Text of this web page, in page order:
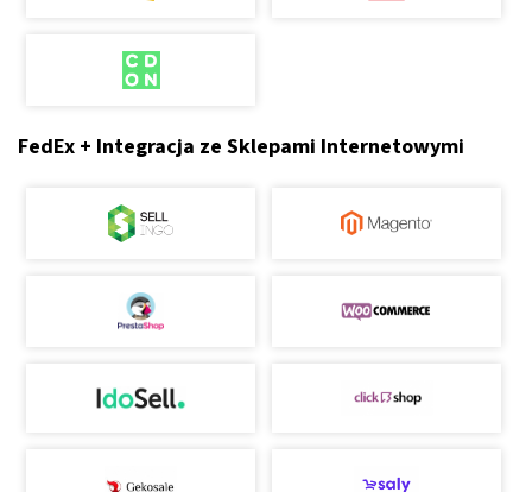
FedEx + Integracja ze Sklepami Internetowymi